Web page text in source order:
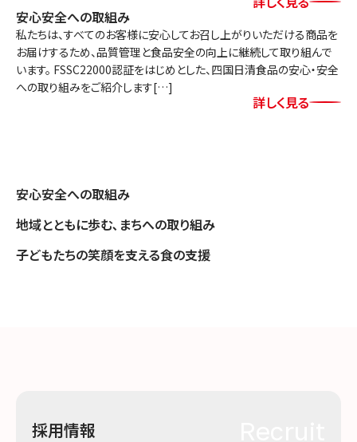
安心安全への取組み
私たちは、すべてのお客様に安心してお召し上がりいただける商品を
お届けするため、品質管理と食品安全の向上に継続して取り組んで
います。 FSSC22000認証をはじめとした、四国日清食品の安心・安全
への取り組みをご紹介します[…]
詳しく見る
安心安全への取組み
地域とともに歩む､まちへの取り組み
子どもたちの笑顔を支える食の支援
採用情報